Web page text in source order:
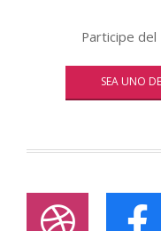
Participe del
SEA UNO